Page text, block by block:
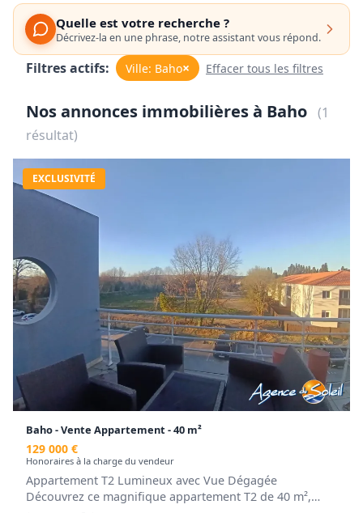
Quelle est votre recherche ?
Décrivez-la en une phrase, notre assistant vous répond.
Filtres actifs: Ville: Baho× Effacer tous les filtres
Nos annonces immobilières à Baho (1
résultat)
EXCLUSIVITÉ
Baho - Vente Appartement - 40 m²
129 000 €
Honoraires à la charge du vendeur
Appartement T2 Lumineux avec Vue Dégagée
Découvrez ce magnifique appartement T2 de 40 m²,